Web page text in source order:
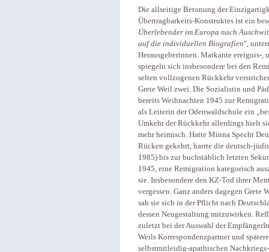
Die allseitige Betonung der
Übertragbarkeits-Konstruktes ist ein
Überlebender im Europa nach
auf die individuellen Biografien",
Herausgeberinnen. Markante ereignis-,
spiegeln sich insbesondere bei den
selten vollzogenen Rückkehr
Grete Weil zwei. Die Sozialistin und
bereits Weihnachten 1945 zur
als Leiterin der Odenwaldschule ein
Umkehr der Rückkehr allerdings hielt
mehr heimisch. Hatte Minna Specht
Rücken gekehrt, harrte die deutsch-
1985) bis zur buchstäblich letzten
1945, eine Remigration kategorisch
sie. Insbesondere den KZ-Tod ihrer
vergessen. Ganz anders dagegen
sah sie sich in der Pflicht nach
dessen Neugestaltung mitzuwirken.
zuletzt bei der Auswahl der
Weils Korrespondenzpartner und
selbstmitleidig-apathischen